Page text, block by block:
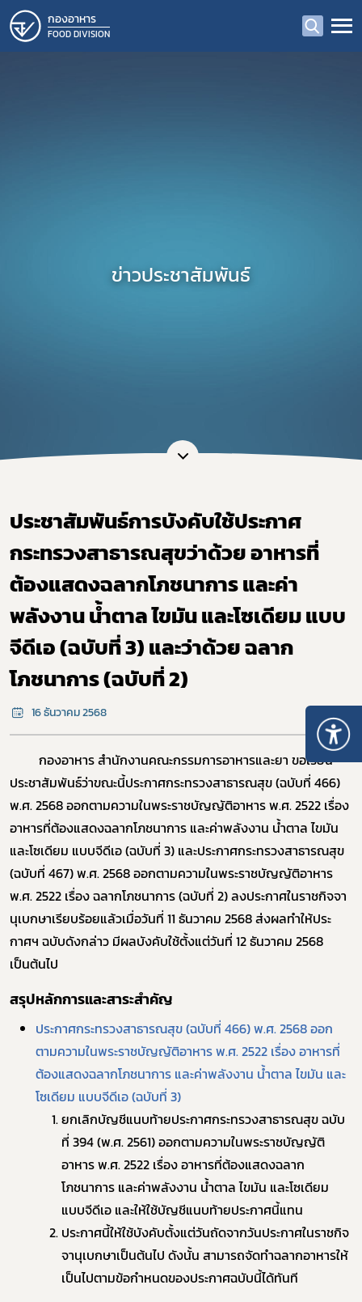
กองอาหาร
FOOD DIVISION
ข่าวประชาสัมพันธ์
ประชาสัมพันธ์การบังคับใช้ประกาศ
กระทรวงสาธารณสุขว่าด้วย อาหารที่
ต้องแสดงฉลากโภชนาการ และค่า
พลังงาน น้ำตาล ไขมัน และโซเดียม แบบ
จีดีเอ (ฉบับที่ 3) และว่าด้วย ฉลาก
โภชนาการ (ฉบับที่ 2)
16 ธันวาคม 2568
กองอาหาร สำนักงานคณะกรรมการอาหารและยา ขอเรียน
ประชาสัมพันธ์ว่าขณะนี้ประกาศกระทรวงสาธารณสุข (ฉบับที่ 466)
พ.ศ. 2568 ออกตามความในพระราชบัญญัติอาหาร พ.ศ. 2522 เรื่อง
อาหารที่ต้องแสดงฉลากโภชนาการ และค่าพลังงาน น้ำตาล ไขมัน
และโซเดียม แบบจีดีเอ (ฉบับที่ 3) และประกาศกระทรวงสาธารณสุข
(ฉบับที่ 467) พ.ศ. 2568 ออกตามความในพระราชบัญญัติอาหาร
พ.ศ. 2522 เรื่อง ฉลากโภชนาการ (ฉบับที่ 2) ลงประกาศในราชกิจจา
นุเบกษาเรียบร้อยแล้วเมื่อวันที่ 11 ธันวาคม 2568 ส่งผลทำให้ประ
กาศฯ ฉบับดังกล่าว มีผลบังคับใช้ตั้งแต่วันที่ 12 ธันวาคม 2568
เป็นต้นไป
สรุปหลักการและสาระสำคัญ
ประกาศกระทรวงสาธารณสุข (ฉบับที่ 466) พ.ศ. 2568 ออก
ตามความในพระราชบัญญัติอาหาร พ.ศ. 2522 เรื่อง อาหารที่
ต้องแสดงฉลากโภชนาการ และค่าพลังงาน น้ำตาล ไขมัน และ
โซเดียม แบบจีดีเอ (ฉบับที่ 3)
ยกเลิกบัญชีแนบท้ายประกาศกระทรวงสาธารณสุข ฉบับ
ที่ 394 (พ.ศ. 2561) ออกตามความในพระราชบัญญัติ
อาหาร พ.ศ. 2522 เรื่อง อาหารที่ต้องแสดงฉลาก
โภชนาการ และค่าพลังงาน น้ำตาล ไขมัน และโซเดียม
แบบจีดีเอ และให้ใช้บัญชีแนบท้ายประกาศนี้แทน
ประกาศนี้ให้ใช้บังคับตั้งแต่วันถัดจากวันประกาศในราชกิจ
จานุเบกษาเป็นต้นไป ดังนั้น สามารถจัดทำฉลากอาหารให้
เป็นไปตามข้อกำหนดของประกาศฉบับนี้ได้ทันที